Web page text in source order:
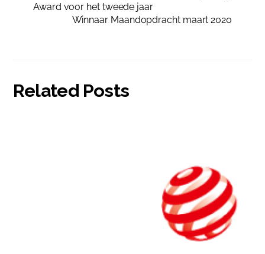
Award voor het tweede jaar
Winnaar Maandopdracht maart 2020
Related Posts